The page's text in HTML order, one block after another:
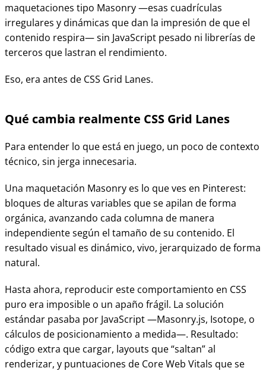
maquetaciones tipo Masonry —esas cuadrículas
irregulares y dinámicas que dan la impresión de que el
contenido respira— sin JavaScript pesado ni librerías de
terceros que lastran el rendimiento.
Eso, era antes de CSS Grid Lanes.
Qué cambia realmente CSS Grid Lanes
Para entender lo que está en juego, un poco de contexto
técnico, sin jerga innecesaria.
Una maquetación Masonry es lo que ves en Pinterest:
bloques de alturas variables que se apilan de forma
orgánica, avanzando cada columna de manera
independiente según el tamaño de su contenido. El
resultado visual es dinámico, vivo, jerarquizado de forma
natural.
Hasta ahora, reproducir este comportamiento en CSS
puro era imposible o un apaño frágil. La solución
estándar pasaba por JavaScript —Masonry.js, Isotope, o
cálculos de posicionamiento a medida—. Resultado:
código extra que cargar, layouts que “saltan” al
renderizar, y puntuaciones de Core Web Vitals que se